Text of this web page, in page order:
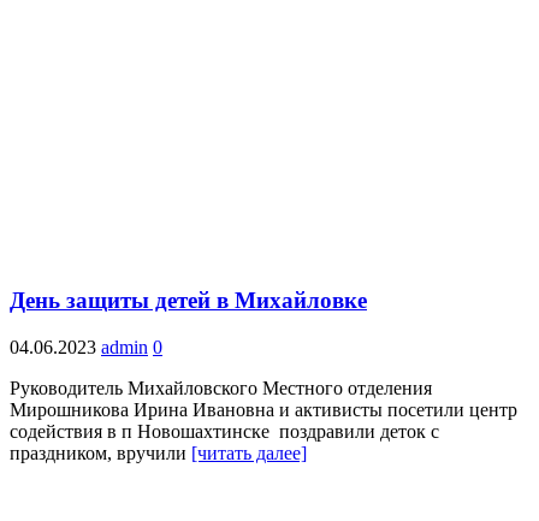
День защиты детей в Михайловке
04.06.2023 admin 0
Руководитель Михайловского Местного отделения
Мирошникова Ирина Ивановна и активисты посетили центр
содействия в п Новошахтинске поздравили деток с
праздником, вручили [читать далее]